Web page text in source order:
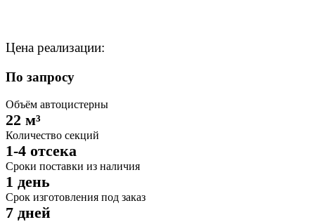
Цена реализации:
По запросу
Объём автоцистерны
22 м³
Количество секций
1-4 отсека
Сроки поставки из наличия
1 день
Срок изготовления под заказ
7 дней